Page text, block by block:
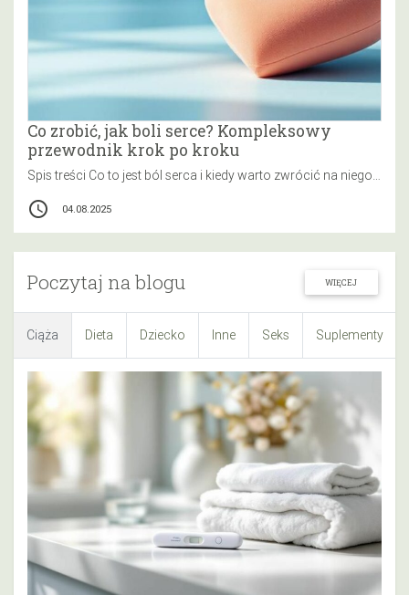
Poczytaj na blogu WIĘCEJ
Ciąża Dieta Dziecko Inne Seks Suplementy
Co zrobić, jak boli serce? Kompleksowy
przewodnik krok po kroku
Spis treści Co to jest ból serca i kiedy warto zwrócić na niego uwagę? Jakie są główne przyczyny bólu serca?…
access_time 04.08.2025